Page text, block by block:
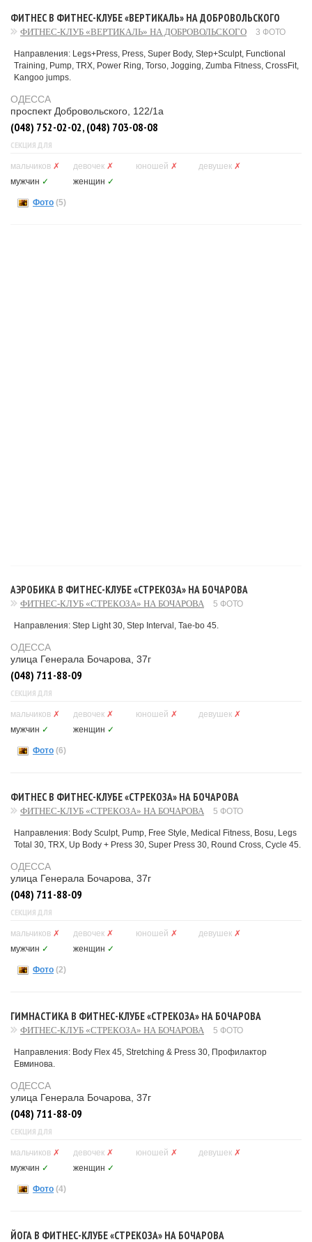
ФИТНЕС В ФИТНЕС-КЛУБЕ «ВЕРТИКАЛЬ» НА ДОБРОВОЛЬСКОГО
ФИТНЕС-КЛУБ «ВЕРТИКАЛЬ» НА ДОБРОВОЛЬСКОГО 3 ФОТО
Направления: Legs+Press, Press, Super Body, Step+Sculpt, Functional
Training, Pump, TRX, Power Ring, Torso, Jogging, Zumba Fitness, CrossFit,
Kangoo jumps.
ОДЕССА
проспект Добровольского, 122/1а
(048) 752-02-02, (048) 703-08-08
СЕКЦИЯ ДЛЯ
мальчиков ✗ девочек ✗ юношей ✗ девушек ✗
мужчин ✓ женщин ✓
Фото (5)
АЭРОБИКА В ФИТНЕС-КЛУБЕ «СТРЕКОЗА» НА БОЧАРОВА
ФИТНЕС-КЛУБ «СТРЕКОЗА» НА БОЧАРОВА 5 ФОТО
Направления: Step Light 30, Step Interval, Tae-bo 45.
ОДЕССА
улица Генерала Бочарова, 37г
(048) 711-88-09
СЕКЦИЯ ДЛЯ
мальчиков ✗ девочек ✗ юношей ✗ девушек ✗
мужчин ✓ женщин ✓
Фото (6)
ФИТНЕС В ФИТНЕС-КЛУБЕ «СТРЕКОЗА» НА БОЧАРОВА
ФИТНЕС-КЛУБ «СТРЕКОЗА» НА БОЧАРОВА 5 ФОТО
Направления: Body Sculpt, Pump, Free Style, Medical Fitness, Bosu, Legs
Total 30, TRX, Up Body + Press 30, Super Press 30, Round Cross, Cycle 45.
ОДЕССА
улица Генерала Бочарова, 37г
(048) 711-88-09
СЕКЦИЯ ДЛЯ
мальчиков ✗ девочек ✗ юношей ✗ девушек ✗
мужчин ✓ женщин ✓
Фото (2)
ГИМНАСТИКА В ФИТНЕС-КЛУБЕ «СТРЕКОЗА» НА БОЧАРОВА
ФИТНЕС-КЛУБ «СТРЕКОЗА» НА БОЧАРОВА 5 ФОТО
Направления: Body Flex 45, Stretching & Press 30, Профилактор
Евминова.
ОДЕССА
улица Генерала Бочарова, 37г
(048) 711-88-09
СЕКЦИЯ ДЛЯ
мальчиков ✗ девочек ✗ юношей ✗ девушек ✗
мужчин ✓ женщин ✓
Фото (4)
ЙОГА В ФИТНЕС-КЛУБЕ «СТРЕКОЗА» НА БОЧАРОВА